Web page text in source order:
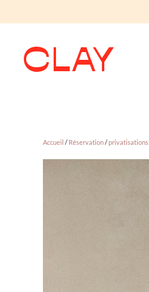
Accueil / Réservation/privatisations